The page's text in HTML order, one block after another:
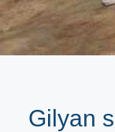
Gilyan